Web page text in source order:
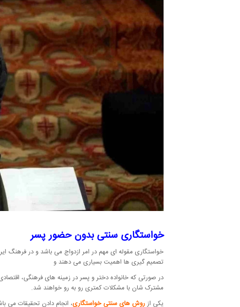
خواستگاری سنتی بدون حضور پسر
خواستگاری مقوله ای مهم در امر ازدواج می باشد و در فرهنگ
تصمیم گیری ها اهمیت بسیاری می دهند و
در صورتی که خانواده دختر و پسر در زمینه های فرهنگی،
مشترک شان با مشکلات کمتری رو به رو خواهند شد.
یکی ازروش های سنتی خواستگاری، انجام دادن تحقیقات می